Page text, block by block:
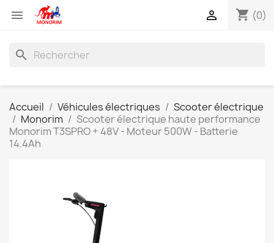
 shopping_cart (0)

search
Accueil Véhicules électriques
Scooter électrique
Monorim
Scooter électrique haute performance
Monorim T3SPRO + 48V - Moteur 500W - Batterie
14.4Ah